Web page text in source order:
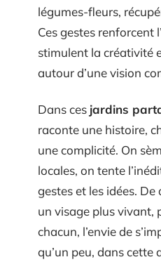
légumes-fleurs,
Ces gestes renforcent
stimulent la créativité
autour d’une vision
Dans ces jardins
raconte une histoire,
une complicité. On
locales, on tente
gestes et les idées.
un visage plus vivant,
chacun, l’envie de
qu’un peu, dans cette